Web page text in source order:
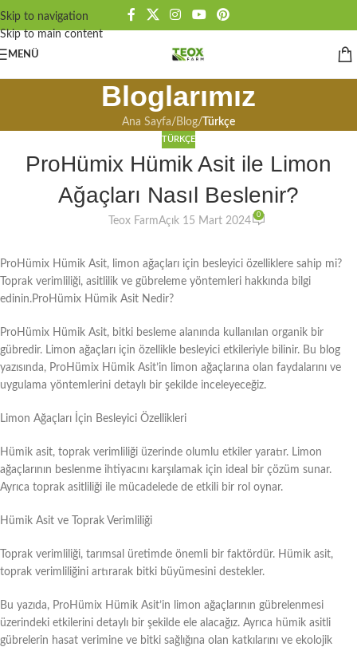
Skip to navigation
Skip to main content
MENÜ
Bloglarımız
Ana Sayfa/ Blog/ Türkçe
TÜRKÇE
ProHümix Hümik Asit ile Limon
Ağaçları Nasıl Beslenir?
Teox FarmAçık 15 Mart 2024
0
ProHümix Hümik Asit, limon ağaçları için besleyici özelliklere sahip mi?
Toprak verimliliği, asitlilik ve gübreleme yöntemleri hakkında bilgi
edinin.ProHümix Hümik Asit Nedir?
ProHümix Hümik Asit, bitki besleme alanında kullanılan organik bir
gübredir. Limon ağaçları için özellikle besleyici etkileriyle bilinir. Bu blog
yazısında, ProHümix Hümik Asit’in limon ağaçlarına olan faydalarını ve
uygulama yöntemlerini detaylı bir şekilde inceleyeceğiz.
Limon Ağaçları İçin Besleyici Özellikleri
Hümik asit, toprak verimliliği üzerinde olumlu etkiler yaratır. Limon
ağaçlarının beslenme ihtiyacını karşılamak için ideal bir çözüm sunar.
Ayrıca toprak asitliliği ile mücadelede de etkili bir rol oynar.
Hümik Asit ve Toprak Verimliliği
Toprak verimliliği, tarımsal üretimde önemli bir faktördür. Hümik asit,
toprak verimliliğini artırarak bitki büyümesini destekler.
Bu yazıda, ProHümix Hümik Asit’in limon ağaçlarının gübrelenmesi
üzerindeki etkilerini detaylı bir şekilde ele alacağız. Ayrıca hümik asitli
gübrelerin hasat verimine ve bitki sağlığına olan katkılarını ve ekolojik